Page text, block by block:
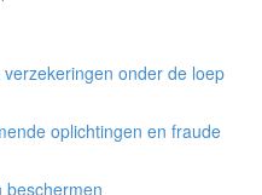
onder de loep
oplichtingen en fraude
beschermen